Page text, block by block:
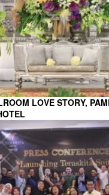
LOVE STORY,